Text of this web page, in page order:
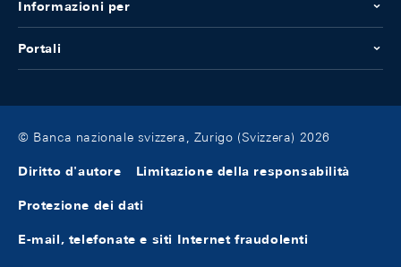
Informazioni per
Portali
© Banca nazionale svizzera, Zurigo (Svizzera) 2026
Diritto d'autore Limitazione della responsabilità
Protezione dei dati
E-mail, telefonate e siti Internet fraudolenti